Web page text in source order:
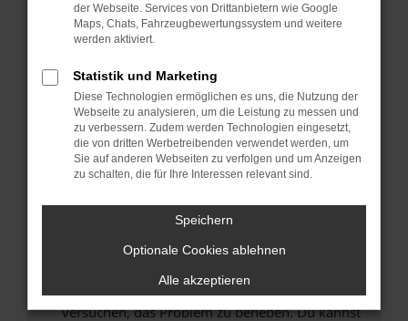
Fenster?
Starte dein Gerät neu.
Probleme zu beheben.
Stelle sicher, dass dein Browser und dein
Betriebssystem auf dem neuesten Stand
sind.
Veraltete Software birgt nicht nur ein
Sicherheitsrisiko, sondern kann auch dazu
führen, dass bestimmte Funktionen nicht mehr
unterstützt werden.
Wende dich an den Webseitenbetreiber.
Wenn du alle oben genannten Schritte versucht
hast, kontaktiere uns bitte. Wir werden
versuchen, das Problem zu beheben. Du kannst
der Webseite. Services von Drittanbietern wie Google
Maps, Chats, Fahrzeugbewertungssystem und weitere
werden aktiviert.
Statistik und Marketing
Diese Technologien ermöglichen es uns, die Nutzung der
Webseite zu analysieren, um die Leistung zu messen und
zu verbessern. Zudem werden Technologien eingesetzt,
die von dritten Werbetreibenden verwendet werden, um
Sie auf anderen Webseiten zu verfolgen und um Anzeigen
zu schalten, die für Ihre Interessen relevant sind.
Speichern
Optionale Cookies ablehnen
Alle akzeptieren